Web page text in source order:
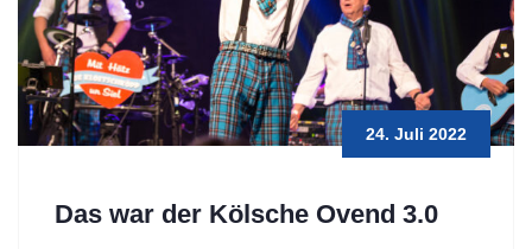
24. Juli 2022
Das war der Kölsche Ovend 3.0